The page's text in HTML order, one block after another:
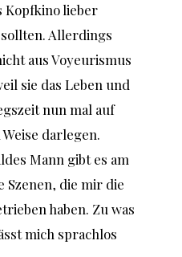
Kopfkino lieber
Allerdings
aus Voyeurismus
sie das Leben und
nun mal auf
darlegen.
Mann gibt es am
Szenen, die mir die
haben. Zu was
mich sprachlos